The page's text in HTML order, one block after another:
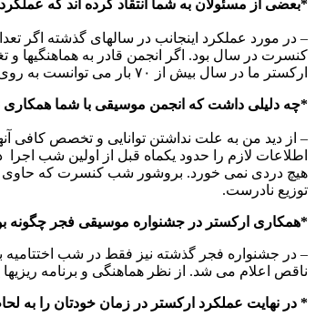
*بعضی از مسئولان به شما انتقاد کرده اند که
ارکستر ما در سال بیش از ۷۰ بار می توانست به روی صحنه رود. ولی حتی برای تعداد همان ۱۲ کنسرت که در سال گذشته به ۱۹ کنسرت رسیده بود انجمن قادر به هماهنگیهای لازم نبود.
*چه دلیلی داشت که انجمن موسیقی با شما همکاری
– از دید من به علت نداشتن توانایی و تخصص کافی
هیچ دردی نمی خورد. بروشور شب کنسرت که حاوی
توزیع نادرست.
*همکاری ارکستر در جشنواره موسیقی فجر چگونه
– در جشنواره فجر گذشته نیز فقط در شب اختتامیه
ناقص اعلام می شد. از نظر هماهنگی و برنامه ریزیها
* در نهایت عملکرد ارکستر در زمان خودتان را به